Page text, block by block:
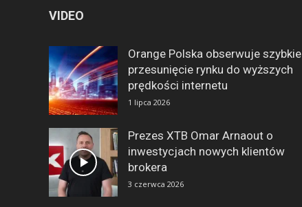
VIDEO
Orange Polska obserwuje szybkie
przesunięcie rynku do wyższych
prędkości internetu
1 lipca 2026
Prezes XTB Omar Arnaout o
inwestycjach nowych klientów
brokera
3 czerwca 2026